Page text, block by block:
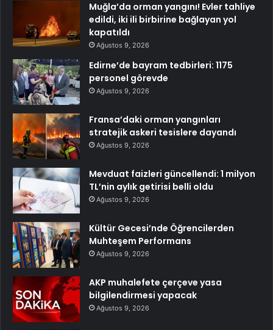
Muğla’da orman yangını! Evler tahliye
edildi, iki ili birbirine bağlayan yol
kapatıldı
Ağustos 9, 2026
Edirne’de bayram tedbirleri: 1175
personel görevde
Ağustos 9, 2026
Fransa’daki orman yangınları
stratejik askeri tesislere dayandı
Ağustos 9, 2026
Mevduat faizleri güncellendi: 1 milyon
TL’nin aylık getirisi belli oldu
Ağustos 9, 2026
Kültür Gecesi’nde Öğrencilerden
Muhteşem Performans
Ağustos 9, 2026
AKP muhalefete çerçeve yasa
bilgilendirmesi yapacak
Ağustos 9, 2026